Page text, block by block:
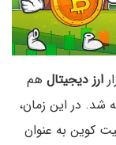
ارز دیجیتال هم
شد. در این زمان،
کوین به عنوان